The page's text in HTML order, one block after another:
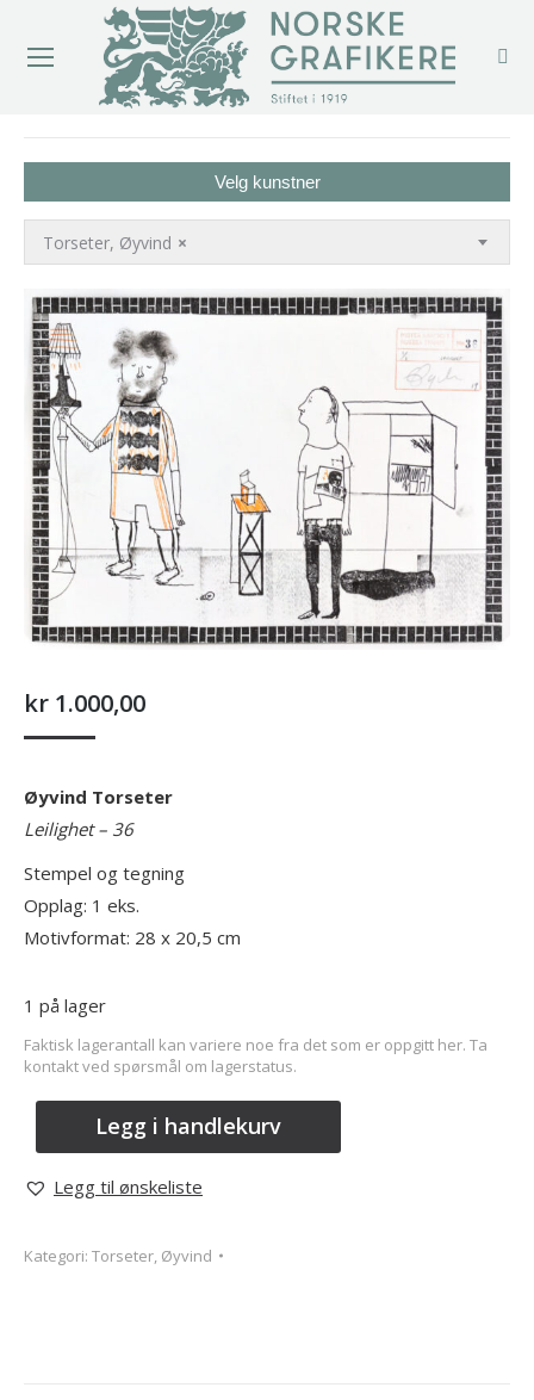
Velg kunstner
×
Torseter, Øyvind
kr 1.000,00
Øyvind Torseter
Leilighet – 36
Stempel og tegning
Opplag: 1 eks.
Motivformat: 28 x 20,5 cm
1 på lager
Faktisk lagerantall kan variere noe fra det som er oppgitt her. Ta
kontakt ved spørsmål om lagerstatus.
Legg i handlekurv
Legg til ønskeliste
Kategori: Torseter, Øyvind